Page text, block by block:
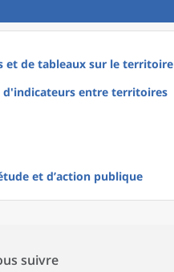
et de tableaux sur le territoire
entre territoires
et d’action publique
suivre